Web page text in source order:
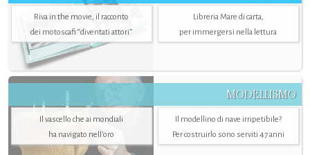
Riva in the movie, il racconto
dei motoscafi “diventati attori”
Libreria Mare di carta,
per immergersi nella lettura
MODELLISMO
Il vascello che ai mondiali
ha navigato nell’oro
Il modellino di nave irripetibile?
Per costruirlo sono serviti 47 anni